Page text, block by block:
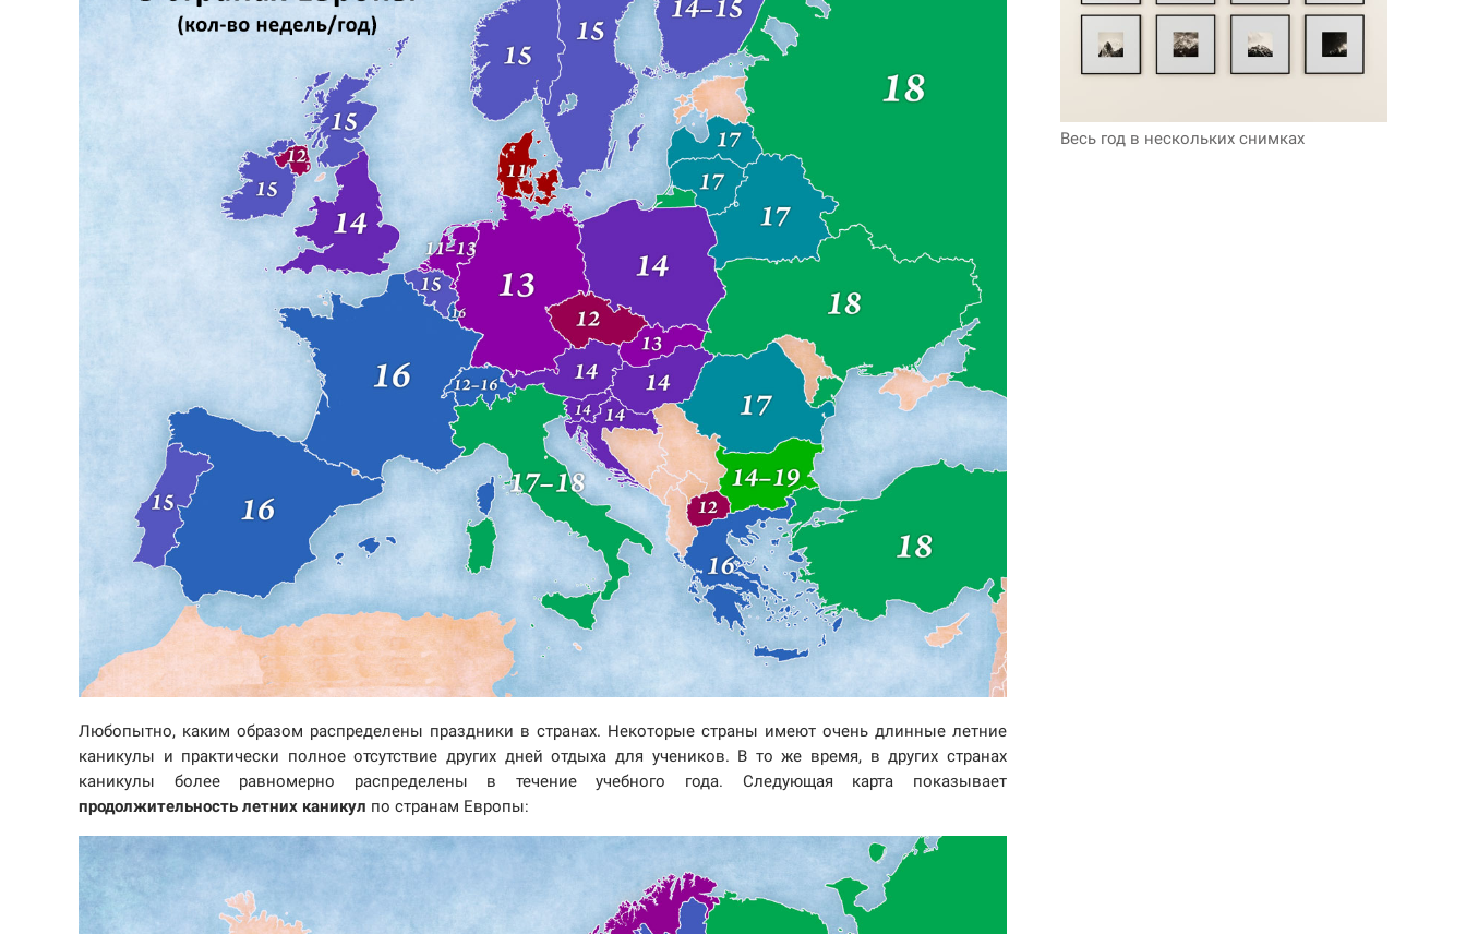
Любопытно, каким образом распределены праздники в странах. Некоторые страны имеют очень длинные летние
каникулы и практически полное отсутствие других дней отдыха для учеников. В то же время, в других странах
каникулы более равномерно распределены в течение учебного года. Следующая карта показывает
продолжительность летних каникул по странам Европы:
Весь год в нескольких снимках